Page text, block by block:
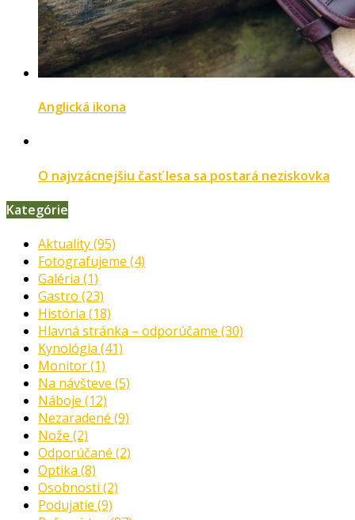
Anglická ikona
O najvzácnejšiu časť lesa sa postará neziskovka
Kategórie
Aktuality(95)
Fotografujeme (4)
Galéria (1)
Gastro (23)
História (18)
Hlavná stránka – odporúčame (30)
Kynológia (41)
Monitor(1)
Na návšteve (5)
Náboje (12)
Nezaradené (9)
Nože (2)
Odporúčané (2)
Optika (8)
Osobnosti (2)
Podujatie (9)